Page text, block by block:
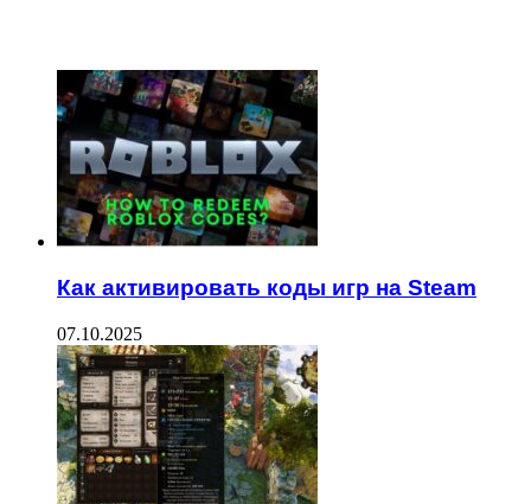
Как активировать коды игр на Steam
07.10.2025